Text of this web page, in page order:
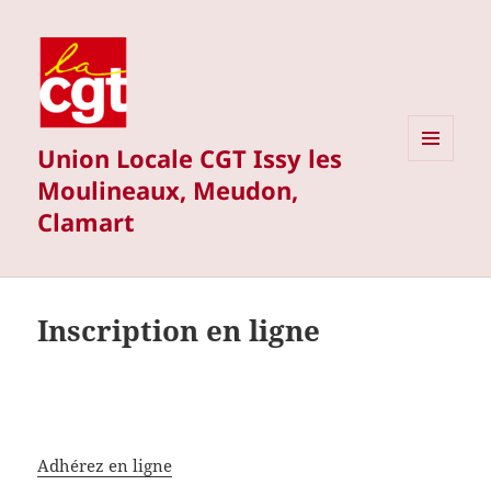
Union Locale CGT Issy les
Moulineaux, Meudon,
Clamart
Inscription en ligne
Adhérez en ligne